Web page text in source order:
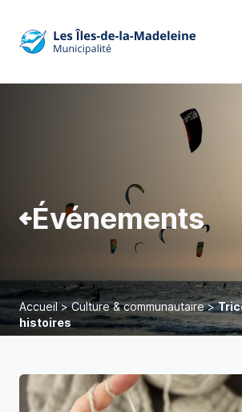
Événements
Accueil>Culture & communautaire>
histoires